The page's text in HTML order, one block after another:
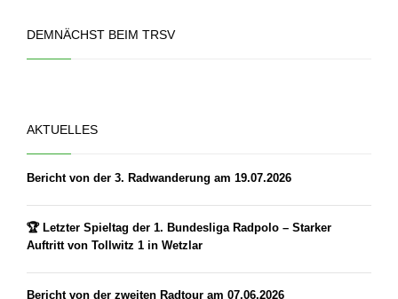
DEMNÄCHST BEIM TRSV
AKTUELLES
Bericht von der 3. Radwanderung am 19.07.2026
🏆 Letzter Spieltag der 1. Bundesliga Radpolo – Starker
Auftritt von Tollwitz 1 in Wetzlar
Bericht von der zweiten Radtour am 07.06.2026